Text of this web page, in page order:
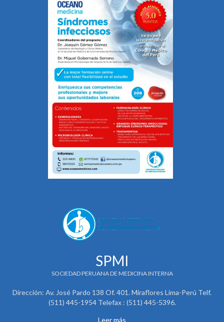
SPMI
SOCIEDAD PERUANA DE MEDICINA INTERNA
Dirección: Av. José Pardo 138 Of. 401. Miraflores Lima-Perú Telf.
(511) 445-1954 Telefax : (511) 445-5396.
Leer más